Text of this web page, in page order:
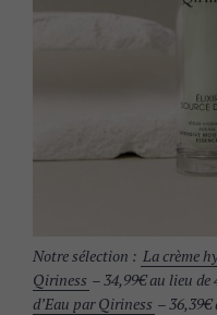
Notre sélection : La crème
Qiriness – 34,99€ au lieu de
d’Eau par Qiriness – 36,39€